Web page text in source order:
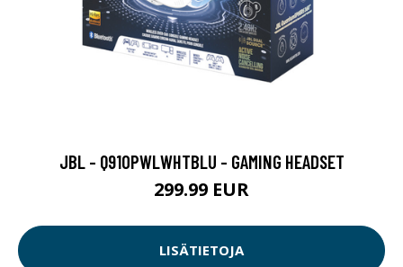
JBL - Q910PWLWHTBLU - GAMING HEADSET
299.99 EUR
LISÄTIETOJA